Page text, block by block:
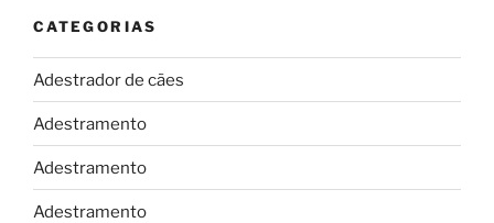
CATEGORIAS
Adestrador de cães
Adestramento
Adestramento
Adestramento